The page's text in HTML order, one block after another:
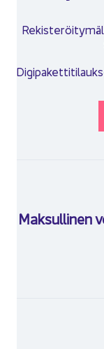
Mak­sul­li­nen